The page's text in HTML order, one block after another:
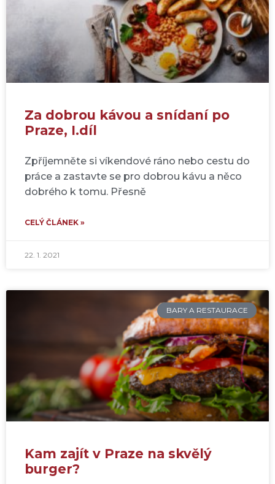
Za dobrou kávou a snídaní po
Praze, I.díl
Zpříjemněte si víkendové ráno nebo cestu do
práce a zastavte se pro dobrou kávu a něco
dobrého k tomu. Přesně
CELÝ ČLÁNEK »
22. 1. 2021
BARY A RESTAURACE
Kam zajít v Praze na skvělý
burger?